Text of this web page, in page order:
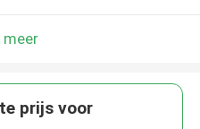
snel terug!
meer
prijs voor